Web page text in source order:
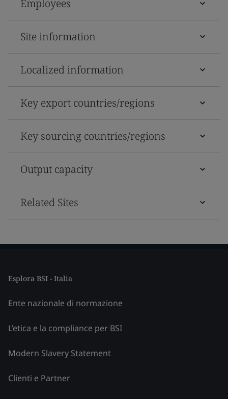
Employees
Site information
Localized information
Key export countries/regions
Key sourcing countries/regions
Output capacity
Related Sites
Esplora BSI - Italia
Ente nazionale di normazione
L’etica e la compliance per BSI
Modern Slavery Statement
Clienti e Partner